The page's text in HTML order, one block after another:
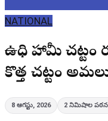
NATIONAL
ఉపాధి హామీ చట్టం
కొత్త చట్టం
8 ఆగస్టు, 2026 2 నిమిషాల